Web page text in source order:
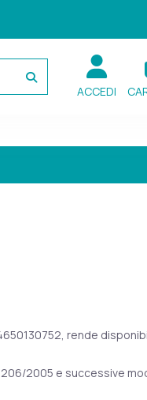
ACCEDI
rende
2005 e successive